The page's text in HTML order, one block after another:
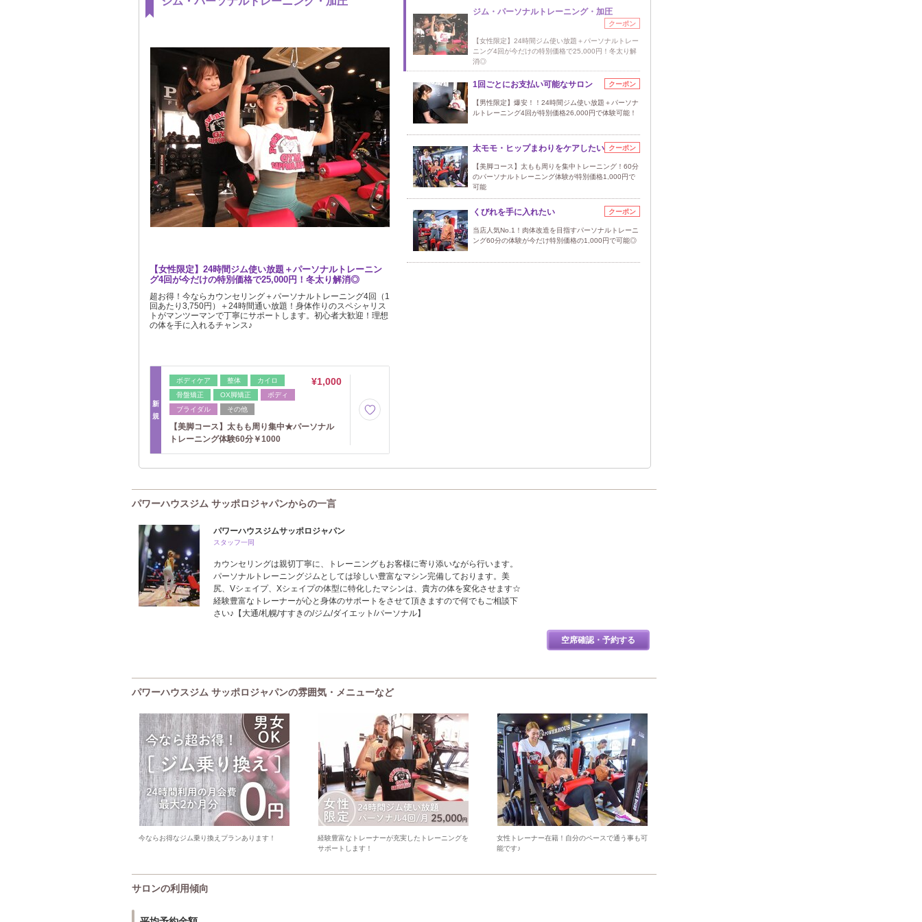
【女性限定】24時間ジム使い放題＋パーソナルトレーニン
グ4回が今だけの特別価格で25,000円！冬太り解消◎
超お得！今ならカウンセリング＋パーソナルトレーニング4回（1
回あたり3,750円）＋24時間通い放題！身体作りのスペシャリス
トがマンツーマンで丁寧にサポートします。初心者大歓迎！理想
の体を手に入れるチャンス♪
新
規
ボディケア 整体
カイロ
骨盤矯正
OX脚矯正
ボディ
ブライダル
その他
¥1,000
【美脚コース】太もも周り集中★パーソナル
トレーニング体験60分￥1000
ジム・パーソナルトレーニング・加圧
クーポン
【女性限定】24時間ジム使い放題＋パーソナルトレー
ニング4回が今だけの特別価格で25,000円！冬太り解
消◎
1回ごとにお支払い可能なサロン クーポン
【男性限定】爆安！！24時間ジム使い放題＋パーソナ
ルトレーニング4回が特別価格26,000円で体験可能！
太モモ・ヒップまわりをケアしたい クーポン
【美脚コース】太もも周りを集中トレーニング！60分
のパーソナルトレーニング体験が特別価格1,000円で
可能
くびれを手に入れたい クーポン
当店人気No.1！肉体改造を目指すパーソナルトレーニ
ング60分の体験が今だけ特別価格の1,000円で可能◎
パワーハウスジム サッポロジャパンからの一言
パワーハウスジムサッポロジャパン
スタッフ一同
カウンセリングは親切丁寧に、トレーニングもお客様に寄り添いながら行います。
パーソナルトレーニングジムとしては珍しい豊富なマシン完備しております。美
尻、Vシェイプ、Xシェイプの体型に特化したマシンは、貴方の体を変化させます☆
経験豊富なトレーナーが心と身体のサポートをさせて頂きますので何でもご相談下
さい♪【大通/札幌/すすきの/ジム/ダイエット/パーソナル】
空席確認・予約する
パワーハウスジム サッポロジャパンの雰囲気・メニューなど
今ならお得なジム乗り換えプランあります！
経験豊富なトレーナーが充実したトレーニングを
サポートします！
女性トレーナー在籍！自分のペースで通う事も可
能です♪
サロンの利用傾向